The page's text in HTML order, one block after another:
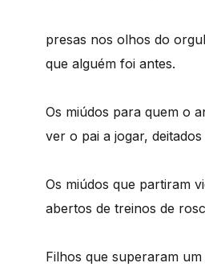
presas nos olhos do
que alguém foi antes.
Os miúdos para quem o
ver o pai a jogar,
Os miúdos que partiram
abertos de treinos de
Filhos que superaram